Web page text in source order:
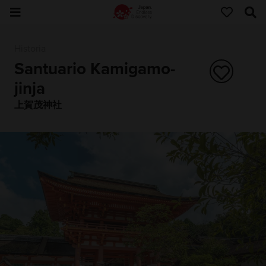
Santuario Kamigamo-
jinja
上賀茂神社